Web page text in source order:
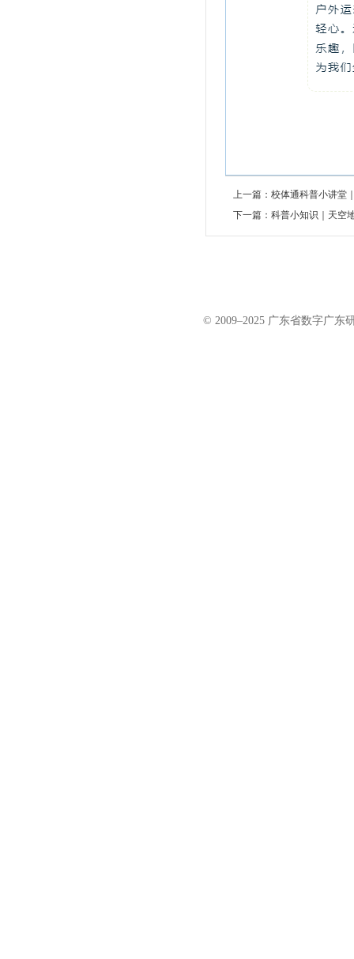
上一篇：校体通科普小讲堂
下一篇：科普小知识｜天空
© 2009–2025 广东省数字广东